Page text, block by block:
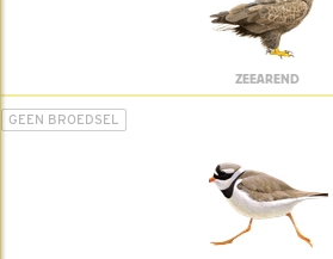
ZEEAREND
GEEN BROEDSEL